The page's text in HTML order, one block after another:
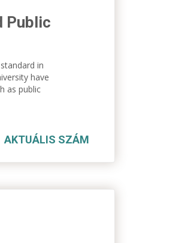
Public
in
have
as public
AKTUÁLIS SZÁM